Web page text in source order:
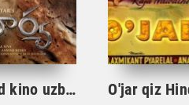
Acharya Hind kino uzbek tilida 2022